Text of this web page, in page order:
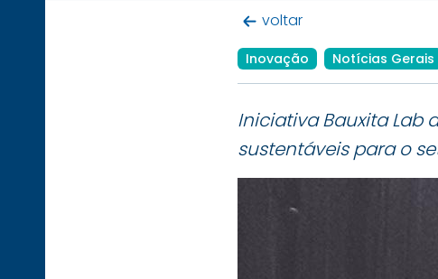
voltar
Inovação Notícias Gerais
Iniciativa Bauxita Lab
sustentáveis para o